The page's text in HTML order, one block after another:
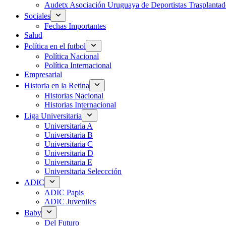
Audetx Asociación Uruguaya de Deportistas
Sociales
Fechas Importantes
Salud
Política en el futbol
Política Nacional
Política Internacional
Empresarial
Historia en la Retina
Historias Nacional
Historias Internacional
Liga Universitaria
Universitaria A
Universitaria B
Universitaria C
Universitaria D
Universitaria E
Universitaria Seleccción
ADIC
ADIC Papis
ADIC Juveniles
Baby
Del Futuro